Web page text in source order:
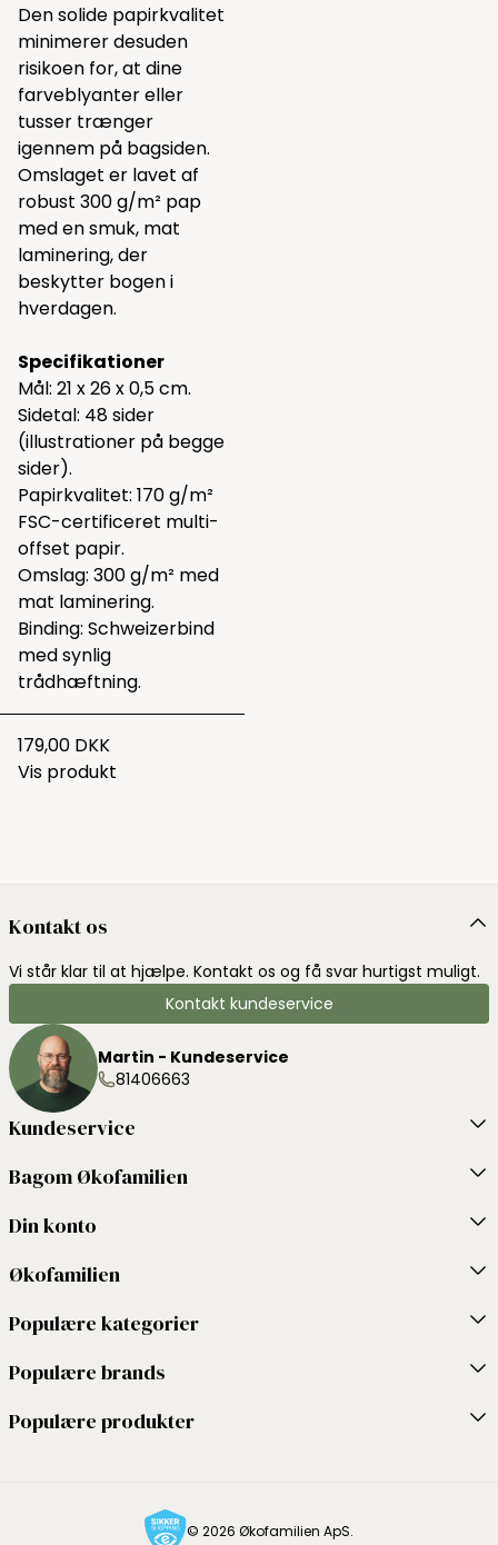
Den solide papirkvalitet
minimerer desuden
risikoen for, at dine
farveblyanter eller
tusser trænger
igennem på bagsiden.
Omslaget er lavet af
robust 300 g/m² pap
med en smuk, mat
laminering, der
beskytter bogen i
hverdagen.
Specifikationer
Mål: 21 x 26 x 0,5 cm.
Sidetal: 48 sider
(illustrationer på begge
sider).
Papirkvalitet: 170 g/m²
FSC-certificeret multi-
offset papir.
Omslag: 300 g/m² med
mat laminering.
Binding: Schweizerbind
med synlig
trådhæftning.
179,00 DKK
Vis produkt
Kontakt os
Vi står klar til at hjælpe. Kontakt os og få svar hurtigst muligt.
Kontakt kundeservice
Martin - Kundeservice
81406663
Kundeservice
Bagom Økofamilien
Din konto
Økofamilien
Populære kategorier
Populære brands
Populære produkter
© 2026 Økofamilien ApS.